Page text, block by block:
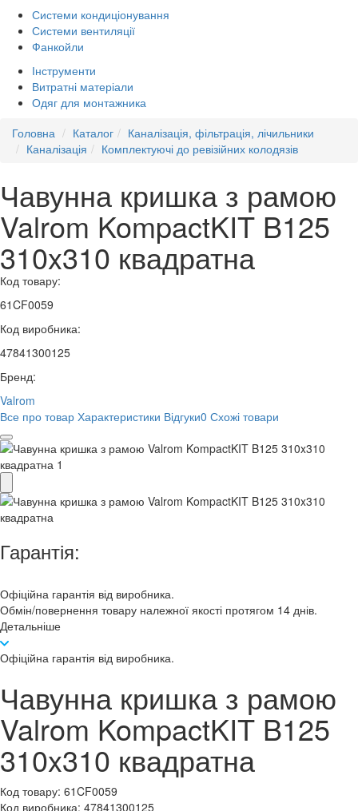
Системи кондиціонування
Системи вентиляції
Фанкойли
Інструменти
Витратні матеріали
Одяг для монтажника
Головна
Каталог
Каналізація, фільтрація, лічильники
Каналізація
Комплектуючі до ревізійних колодязів
Чавунна кришка з рамою
Valrom KompactKIT B125
310x310 квадратна
Код товару:
61CF0059
Код виробника:
47841300125
Бренд:
Valrom
Все про товар Характеристики Відгуки0 Схожі товари
Гарантія:
Офіційна гарантія від виробника.
Обмін/повернення товару належної якості протягом 14 днів.
Детальніше
Офіційна гарантія від виробника.
Чавунна кришка з рамою
Valrom KompactKIT B125
310x310 квадратна
Код товару: 61CF0059
Код виробника: 47841300125